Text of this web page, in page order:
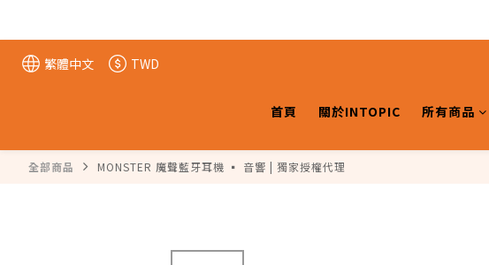
繁體中文 TWD
首頁 關於INTOPIC 所有商品
全部商品 MONSTER 魔聲藍牙耳機 ▪️ 音響 | 獨家授權代理